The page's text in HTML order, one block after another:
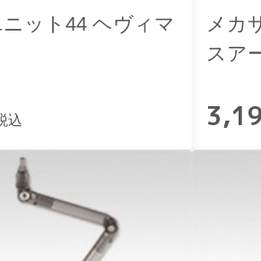
ット44 ヘヴィマ
込
メカ
スア